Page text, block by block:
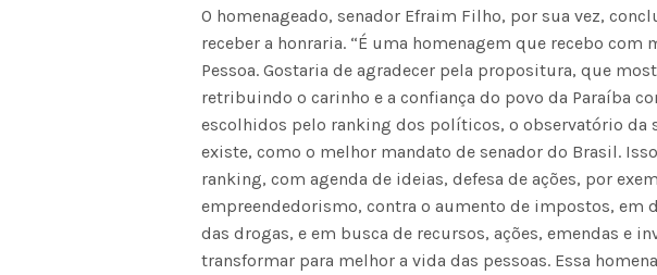
O homenageado, senador Efraim Filho, por sua vez,
receber a honraria. “É uma homenagem que recebo
Pessoa. Gostaria de agradecer pela propositura, que
retribuindo o carinho e a confiança do povo da Paraíba
escolhidos pelo ranking dos políticos, o observatório
existe, como o melhor mandato de senador do Brasil.
ranking, com agenda de ideias, defesa de ações, por
empreendedorismo, contra o aumento de impostos, em
das drogas, e em busca de recursos, ações, emendas e
transformar para melhor a vida das pessoas. Essa